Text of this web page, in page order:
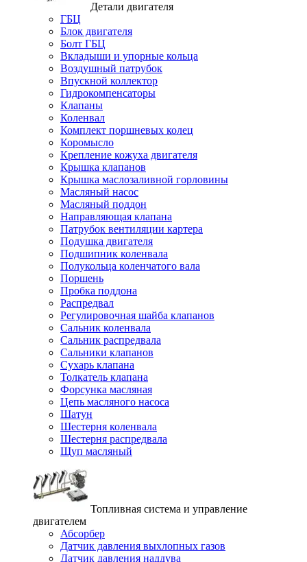
Детали двигателя
ГБЦ
Блок двигателя
Болт ГБЦ
Вкладыши и упорные кольца
Воздушный патрубок
Впускной коллектор
Гидрокомпенсаторы
Клапаны
Коленвал
Комплект поршневых колец
Коромысло
Крепление кожуха двигателя
Крышка клапанов
Крышка маслозаливной горловины
Масляный насос
Масляный поддон
Направляющая клапана
Патрубок вентиляции картера
Подушка двигателя
Подшипник коленвала
Полукольца коленчатого вала
Поршень
Пробка поддона
Распредвал
Регулировочная шайба клапанов
Сальник коленвала
Сальник распредвала
Сальники клапанов
Сухарь клапана
Толкатель клапана
Форсунка масляная
Цепь масляного насоса
Шатун
Шестерня коленвала
Шестерня распредвала
Щуп масляный
Топливная система и управление
двигателем
Абсорбер
Датчик давления выхлопных газов
Датчик давления наддува